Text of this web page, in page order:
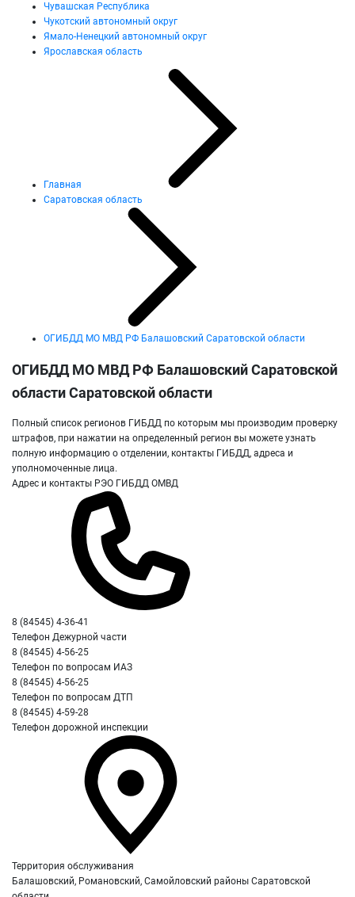
Чувашская Республика
Чукотский автономный округ
Ямало-Ненецкий автономный округ
Ярославская область
Главная
Саратовская область
ОГИБДД МО МВД РФ Балашовский Саратовской области
ОГИБДД МО МВД РФ Балашовский Саратовской
области Саратовской области
Полный список регионов ГИБДД по которым мы производим проверку
штрафов, при нажатии на определенный регион вы можете узнать
полную информацию о отделении, контакты ГИБДД, адреса и
уполномоченные лица.
Адрес и контакты РЭО ГИБДД ОМВД
8 (84545) 4-36-41
Телефон Дежурной части
8 (84545) 4-56-25
Телефон по вопросам ИАЗ
8 (84545) 4-56-25
Телефон по вопросам ДТП
8 (84545) 4-59-28
Телефон дорожной инспекции
Территория обслуживания
Балашовский, Романовский, Самойловский районы Саратовской